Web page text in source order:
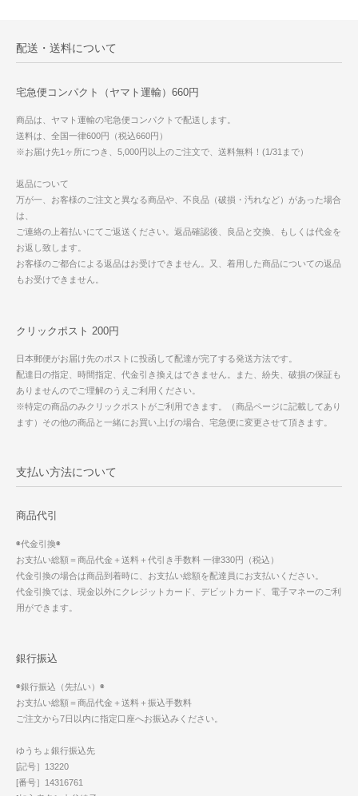
配送・送料について
宅急便コンパクト（ヤマト運輸）660円
商品は、ヤマト運輸の宅急便コンパクトで配送します。
送料は、全国一律600円（税込660円）
※お届け先1ヶ所につき、5,000円以上のご注文で、送料無料！(1/31まで）
返品について
万が一、お客様のご注文と異なる商品や、不良品（破損・汚れなど）があった場合
は、
ご連絡の上着払いにてご返送ください。返品確認後、良品と交換、もしくは代金を
お返し致します。
お客様のご都合による返品はお受けできません。又、着用した商品についての返品
もお受けできません。
クリックポスト 200円
日本郵便がお届け先のポストに投函して配達が完了する発送方法です。
配達日の指定、時間指定、代金引き換えはできません。また、紛失、破損の保証も
ありませんのでご理解のうえご利用ください。
※特定の商品のみクリックポストがご利用できます。（商品ページに記載してあり
ます）その他の商品と一緒にお買い上げの場合、宅急便に変更させて頂きます。
支払い方法について
商品代引
◉代金引換◉
お支払い総額＝商品代金＋送料＋代引き手数料 一律330円（税込）
代金引換の場合は商品到着時に、お支払い総額を配達員にお支払いください。
代金引換では、現金以外にクレジットカード、デビットカード、電子マネーのご利
用ができます。
銀行振込
◉銀行振込（先払い）◉
お支払い総額＝商品代金＋送料＋振込手数料
ご注文から7日以内に指定口座へお振込みください。
ゆうちょ銀行振込先
[記号］13220
[番号］14316761